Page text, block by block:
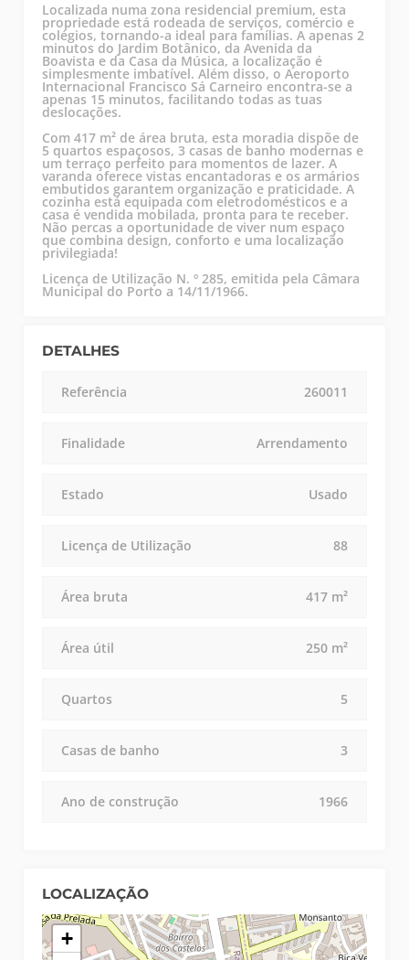
Localizada numa zona residencial premium, esta
propriedade está rodeada de serviços, comércio e
colégios, tornando-a ideal para famílias. A apenas 2
minutos do Jardim Botânico, da Avenida da
Boavista e da Casa da Música, a localização é
simplesmente imbatível. Além disso, o Aeroporto
Internacional Francisco Sá Carneiro encontra-se a
apenas 15 minutos, facilitando todas as tuas
deslocações.
Com 417 m² de área bruta, esta moradia dispõe de
5 quartos espaçosos, 3 casas de banho modernas e
um terraço perfeito para momentos de lazer. A
varanda oferece vistas encantadoras e os armários
embutidos garantem organização e praticidade. A
cozinha está equipada com eletrodomésticos e a
casa é vendida mobilada, pronta para te receber.
Não percas a oportunidade de viver num espaço
que combina design, conforto e uma localização
privilegiada!
Licença de Utilização N. º 285, emitida pela Câmara
Municipal do Porto a 14/11/1966.
DETALHES
Referência 260011
Finalidade Arrendamento
Estado Usado
Licença de Utilização 88
Área bruta 417 m²
Área útil 250 m²
Quartos 5
Casas de banho 3
Ano de construção 1966
LOCALIZAÇÃO
+